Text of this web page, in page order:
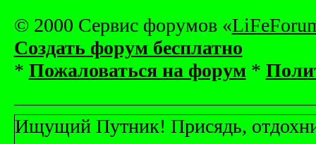
© 2000 Сервис форумов «
Создать форум бесплатно
* Пожаловаться на форум*
Ищущий Путник! Присядь,